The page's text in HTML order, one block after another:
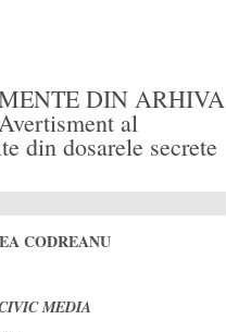
DIN ARHIVA
al
din dosarele secrete
CODREANU
MEDIA